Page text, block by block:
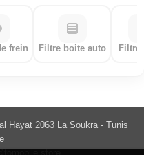
frein Filtre boite auto
Hayat 2063 La Soukra - Tunis